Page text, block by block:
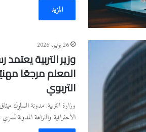
المزيد
26 يوليو، 2026
وزير التربية
المعلم مرجعًا
التربوي
وزارة التربية: مدونة السلوك
الاحترافية والنزاهة المدونة